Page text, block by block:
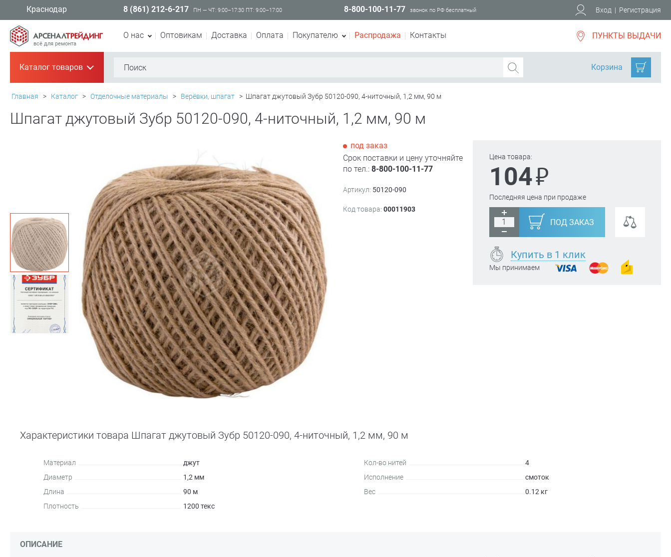
Краснодар 8 (861) 212-6-217 ПН — ЧТ: 9:00–17:30 ПТ: 9:00–17:00 8-800-100-11-77 звонок по РФ бесплатный Вход | Регистрация
всё для ремонта
О нас Оптовикам Доставка Оплата Покупателю Распродажа Контакты ПУНКТЫ ВЫДАЧИ
Каталог товаров+ Корзина
Главная > Каталог > Отделочные материалы > Верёвки, шпагат > Шпагат джутовый Зубр 50120-090, 4-ниточный, 1,2 мм, 90 м
Шпагат джутовый Зубр 50120-090, 4-ниточный, 1,2 мм, 90 м
Цена товара:
104₽
Последняя цена при продаже
ПОД ЗАКАЗ
Купить в 1 клик
Мы принимаем
под заказ
Срок поставки и цену уточняйте
по тел.:8-800-100-11-77
Артикул: 50120-090
Код товара: 00011903
Характеристики товара Шпагат джутовый Зубр 50120-090, 4-ниточный, 1,2 мм, 90 м
Материал
джут
Диаметр
1,2 мм
Длина
90 м
Плотность
1200 текс
Кол-во нитей
4
Исполнение
смоток
Вес
0.12 кг
ОПИСАНИЕ